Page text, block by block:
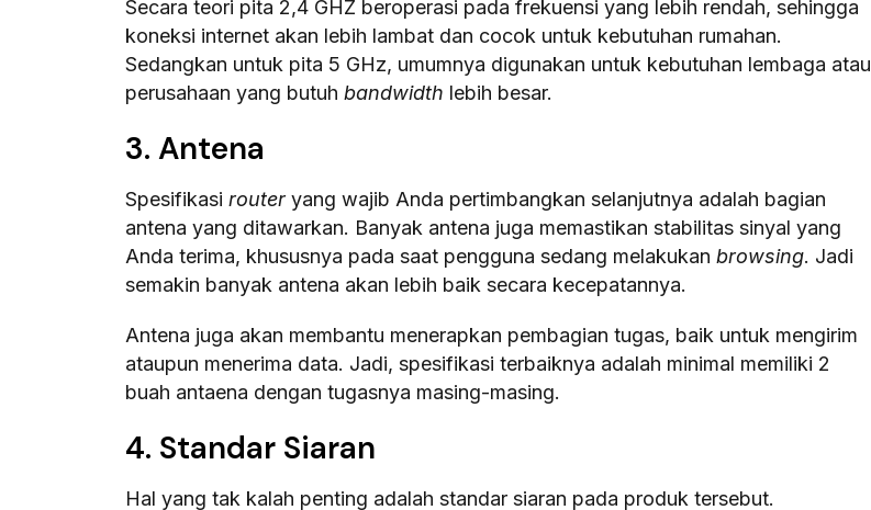
Secara teori pita 2,4 GHZ beroperasi pada frekuensi yang lebih rendah, sehingga
koneksi internet akan lebih lambat dan cocok untuk kebutuhan rumahan.
Sedangkan untuk pita 5 GHz, umumnya digunakan untuk kebutuhan lembaga atau
perusahaan yang butuh bandwidth lebih besar.
3. Antena
Spesifikasi routeryang wajib Anda pertimbangkan selanjutnya adalah bagian
antena yang ditawarkan. Banyak antena juga memastikan stabilitas sinyal yang
Anda terima, khususnya pada saat pengguna sedang melakukan browsing. Jadi
semakin banyak antena akan lebih baik secara kecepatannya.
Antena juga akan membantu menerapkan pembagian tugas, baik untuk mengirim
ataupun menerima data. Jadi, spesifikasi terbaiknya adalah minimal memiliki 2
buah antaena dengan tugasnya masing-masing.
4. Standar Siaran
Hal yang tak kalah penting adalah standar siaran pada produk tersebut.